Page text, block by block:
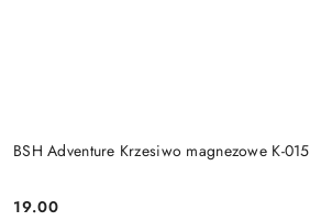
BSH Adventure Krzesiwo magnezowe K-015
19.00